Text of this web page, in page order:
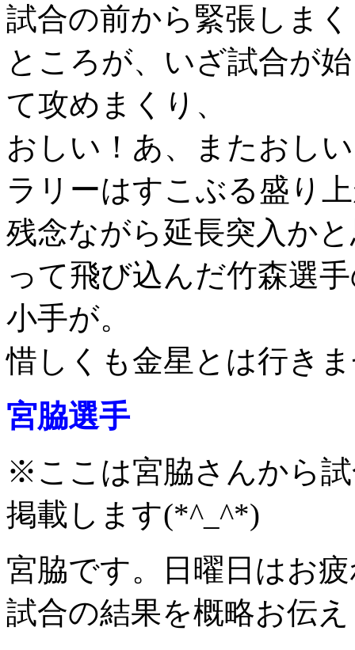
試合の前から緊張しま
ところが、いざ試合が
て攻めまくり、
おしい！あ、またおし
ラリーはすこぶる盛り
残念ながら延長突入か
って飛び込んだ竹森選
小手が。
惜しくも金星とは行き
宮脇選手
※ここは宮脇さんから
掲載します(*^_^*)
宮脇です。日曜日はお
試合の結果を概略お伝